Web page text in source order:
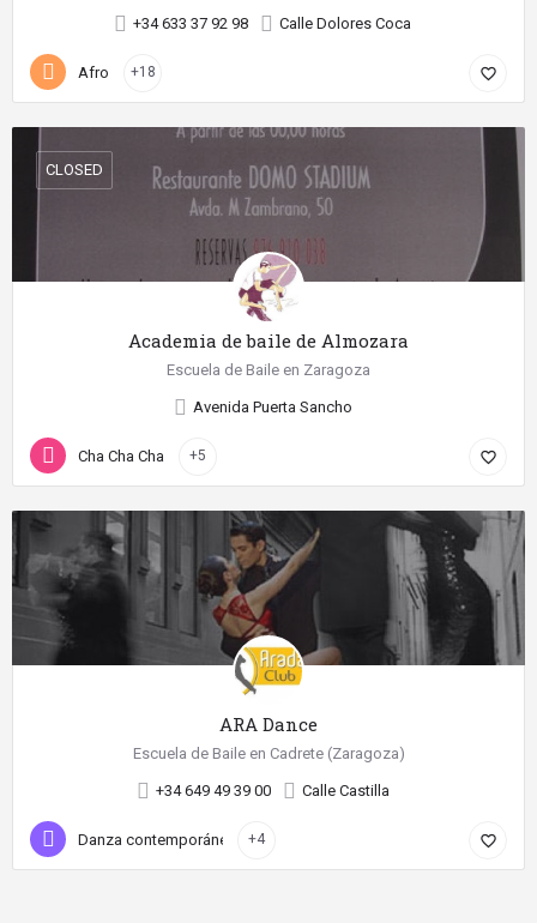
+34 633 37 92 98 Calle Dolores Coca
Afro +18 favorite_border
Academia de baile de Almozara
Escuela de Baile en Zaragoza
Avenida Puerta Sancho
CLOSED
Cha Cha Cha +5 favorite_border
ARA Dance
Escuela de Baile en Cadrete (Zaragoza)
+34 649 49 39 00 Calle Castilla
Danza contemporánea +4 favorite_border